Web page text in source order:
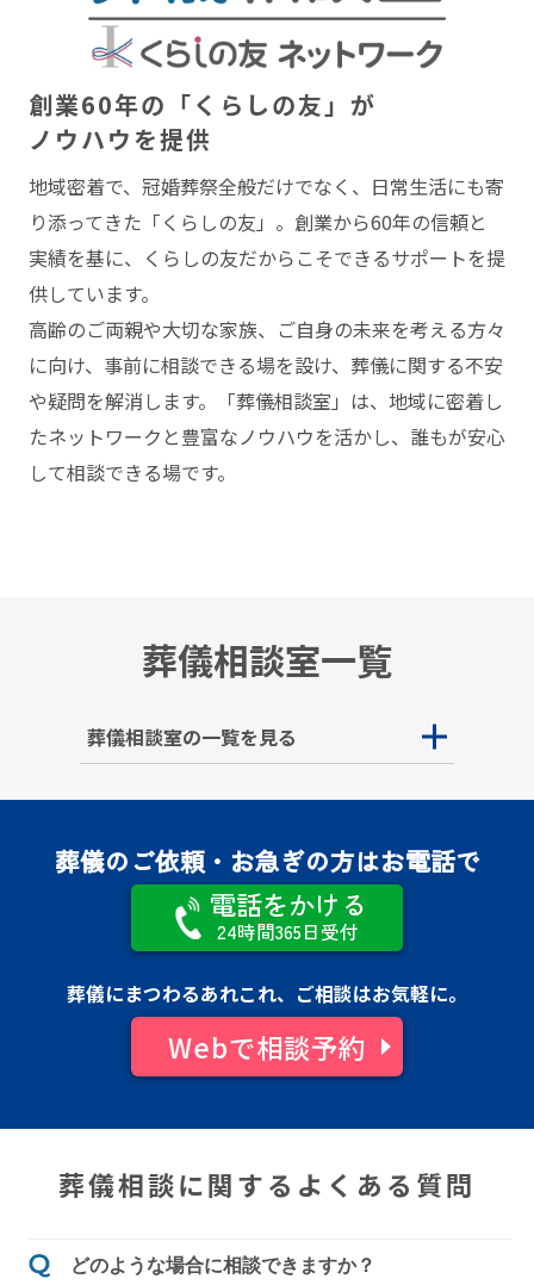
創業60年の「くらしの友」が
ノウハウを提供
地域密着で、冠婚葬祭全般だけでなく、⽇常⽣活にも寄
り添ってきた「くらしの友」。創業から60年の信頼と
実績を基に、くらしの友だからこそできるサポートを提
供しています。
⾼齢のご両親や⼤切な家族、ご⾃⾝の未来を考える⽅々
に向け、事前に相談できる場を設け、葬儀に関する不安
や疑問を解消します。「葬儀相談室」は、地域に密着し
たネットワークと豊富なノウハウを活かし、誰もが安⼼
して相談できる場です。
葬儀相談室一覧
葬儀相談室の一覧を見る
葬儀のご依頼・お急ぎの方はお電話で
電話をかける
24時間365日受付
葬儀にまつわるあれこれ、ご相談はお気軽に。
Webで相談予約
葬儀相談に関するよくある質問
どのような場合に相談できますか？